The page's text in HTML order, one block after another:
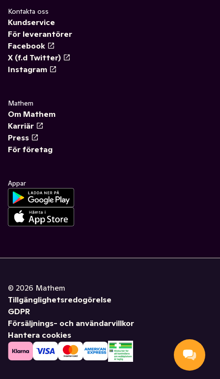
Kontakta oss
Kundservice
För leverantörer
Facebook
X (f.d Twitter)
Instagram
Mathem
Om Mathem
Karriär
Press
För företag
Appar
© 2026 Mathem
Tillgänglighetsredogörelse
GDPR
Försäljnings- och användarvillkor
Hantera cookies